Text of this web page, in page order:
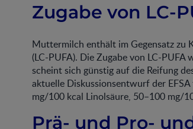
Zugabe von LC-
Muttermilch enthält im Gegensatz zu
(LC-PUFA). Die Zugabe von LC-PUFA
scheint sich günstig auf die Reifung
aktuelle Diskussionsentwurf der
mg/100 kcal Linolsäure, 50–100 mg/
Prä- und Pro-